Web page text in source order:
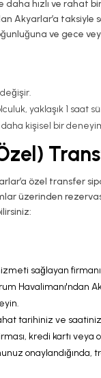
daha hızlı ve rahat
Akyarlar’a
ve gece
yaklaşık 1 saat
daha kişisel bir
özel transfer
üzerinden
sağlayan
Havalimanı'ndan
tarihiniz ve
kredi kartı